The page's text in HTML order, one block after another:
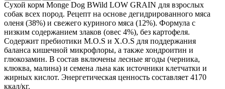
Сухой корм Monge Dog BWild LOW GRAIN для взрослых
собак всех пород. Рецепт на основе дегидрированного мяса
оленя (38%) и свежего куриного мяса (12%). Формула с
низким содержанием злаков (овес 4%), без картофеля.
Содержит пребиотики М.О.S и Х.О.S для поддержания
баланса кишечной микрофлоры, а также хондроитин и
глюкозамин. В состав включены лесные ягоды (черника,
клюква, малина) и семена льна как источники клетчатки и
жирных кислот. Энергетическая ценность составляет 4170
ккал/кг.